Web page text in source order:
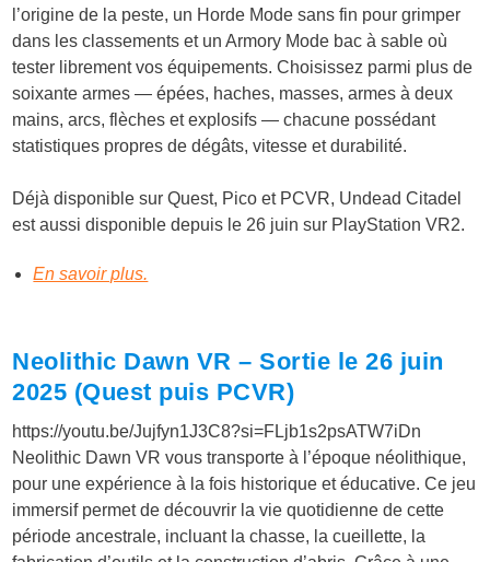
l’origine de la peste, un Horde Mode sans fin pour grimper
dans les classements et un Armory Mode bac à sable où
tester librement vos équipements. Choisissez parmi plus de
soixante armes — épées, haches, masses, armes à deux
mains, arcs, flèches et explosifs — chacune possédant
statistiques propres de dégâts, vitesse et durabilité.
Déjà disponible sur Quest, Pico et PCVR, Undead Citadel
est aussi disponible depuis le 26 juin sur PlayStation VR2.
En savoir plus.
Neolithic Dawn VR – Sortie le 26 juin
2025 (Quest puis PCVR)
https://youtu.be/Jujfyn1J3C8?si=FLjb1s2psATW7iDn
Neolithic Dawn VR vous transporte à l’époque néolithique,
pour une expérience à la fois historique et éducative. Ce jeu
immersif permet de découvrir la vie quotidienne de cette
période ancestrale, incluant la chasse, la cueillette, la